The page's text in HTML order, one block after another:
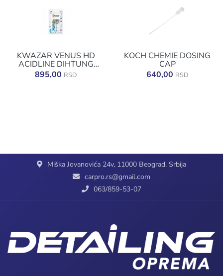
KWAZAR VENUS HD
ACIDLINE DIHTUNG
GUMICA
895,00 RSD
KOCH CHEMIE DOSING
CAP
640,00 RSD
Miška Jovanovića 24v, 11000 Beograd, Srbija
carpro.rs@gmail.com
063/859-53-07